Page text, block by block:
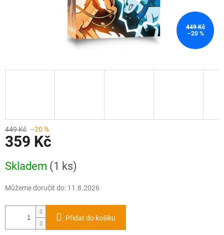
449 Kč
–20 %
449 Kč –20 %
359 Kč
cena:
Skladem (1 ks)
Můžeme doručit do: 11.8.2026
Přidat do košíku